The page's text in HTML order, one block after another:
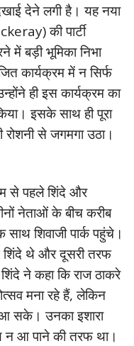
देने लगी है। यह नया
की पार्टी
में बड़ी भूमिका निभा
कार्यक्रम में न सिर्फ
ही इस कार्यक्रम का
इसके साथ ही पूरा
रोशनी से जगमगा उठा।
से पहले शिंदे और
नेताओं के बीच करीब
शिवाजी पार्क पहुंचे।
शिंदे थे और दूसरी तरफ
ने कहा कि राज ठाकरे
मना रहे हैं, लेकिन
आ सके। उनका इशारा
न आ पाने की तरफ था।